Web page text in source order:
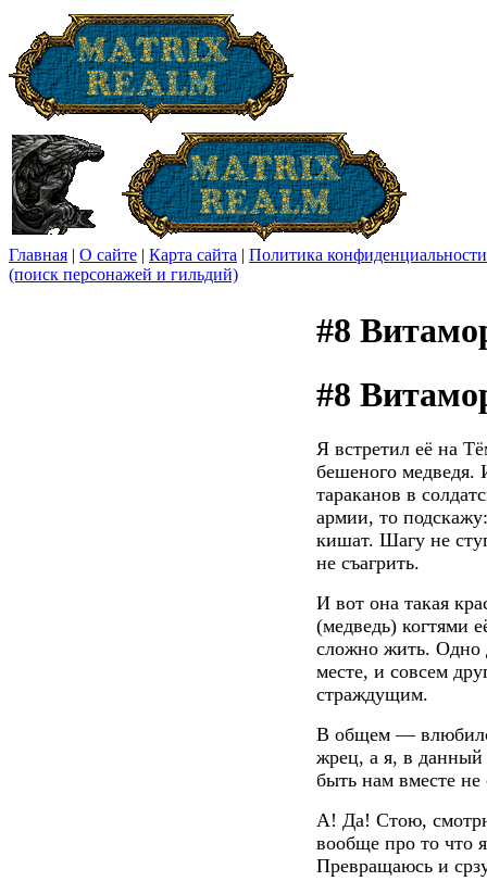
Главная | О сайте | Карта сайта | Политика конфиденциальности
(поиск персонажей и гильдий)
#8
#8
Я встретил её на
бешеного медведя.
тараканов в
армии, то
кишат. Шагу не
не съагрить.
И вот она такая
(медведь) когтями
сложно жить. Одно
месте, и совсем
страждущим.
В общем —
жрец, а я, в
быть нам вместе не
А! Да! Стою,
вообще про то что
Превращаюсь и